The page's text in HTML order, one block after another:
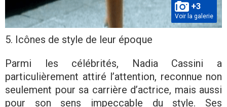
+3
Voir la galerie
5. Icônes de style de leur époque
Parmi les célébrités, Nadia Cassini a
particulièrement attiré l’attention, reconnue non
seulement pour sa carrière d’actrice, mais aussi
pour son sens impeccable du style. Ses